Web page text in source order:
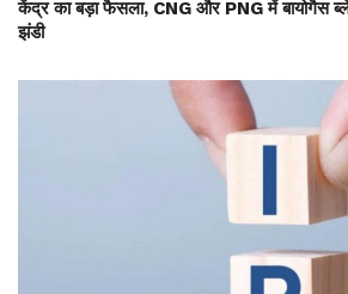
केंद्र का बड़ा फैसला, CNG और PNG में बायोगैस
झंडी